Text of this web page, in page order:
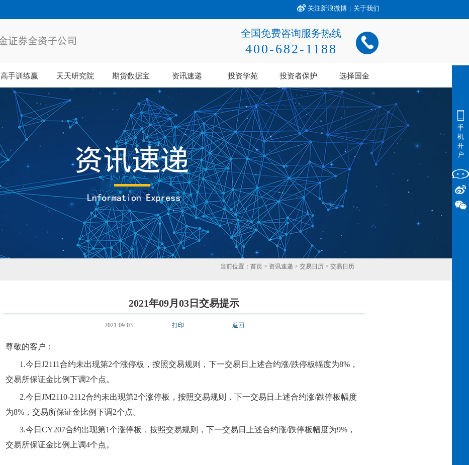
关注新浪微博 | 关于我们
全国免费咨询服务热线
400-682-1188
高手训练赢 天天研究院 期货数据宝 资讯速递 投资学苑 投资者保护 选择国金
当前位置： 首页 > 资讯速递 > 交易日历 > 交易日历
2021年09月03日交易提示
2021-09-03 打印 返回
尊敬的客户：
1.今日 J2111合约未出现第2个涨停板，按照交易规则，下一交易日上述合约涨/跌停板幅度为8%，
交易所保证金比例下调2个点。
2.今日JM2110-2112合约未出现第2个涨停板，按照交易规则，下一交易日上述合约涨/跌停板幅度
为8%，交易所保证金比例下调2个点。
3.今日 CY207合约出现第1个涨停板，按照交易规则，下一交易日上述合约涨/跌停板幅度为9%，
交易所保证金比例
上调4个点。
手
机
开
户